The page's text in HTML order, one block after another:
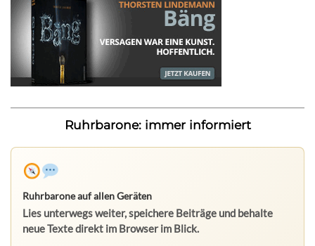
Ruhrbarone: immer informiert
Ruhrbarone auf allen Geräten
Lies unterwegs weiter, speichere Beiträge und behalte
neue Texte direkt im Browser im Blick.